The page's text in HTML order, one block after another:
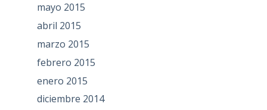
mayo 2015
abril 2015
marzo 2015
febrero 2015
enero 2015
diciembre 2014